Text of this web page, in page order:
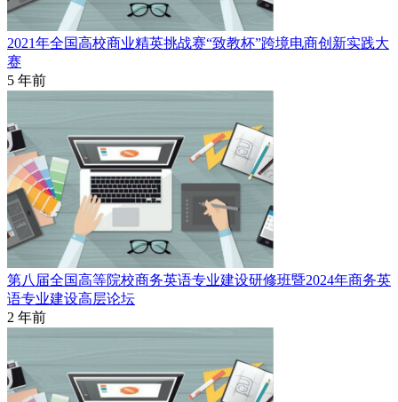
2021年全国高校商业精英挑战赛“致教杯”跨境电商创新实践大
赛
5 年前
第八届全国高等院校商务英语专业建设研修班暨2024年商务英
语专业建设高层论坛
2 年前